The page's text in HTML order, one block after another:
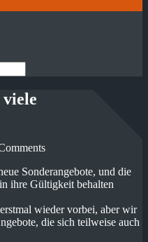
Sonderangebote, und die
ihre Gültigkeit behalten
wieder vorbei, aber wir
die sich teilweise auch